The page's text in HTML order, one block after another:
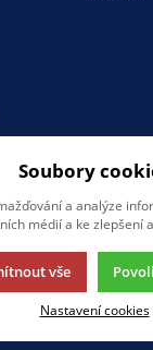
Soubory
a analýze
médií a ke zlepšení
vše
Nastavení cookies